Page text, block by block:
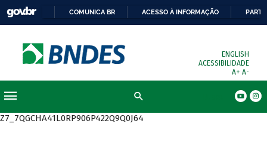
COMUNICA BR ACESSO À INFORMAÇÃO
ENGLISH
ACESSIBILIDADE
A+ A-
Z7_7QGCHA41L0RP906P422Q9Q0J64